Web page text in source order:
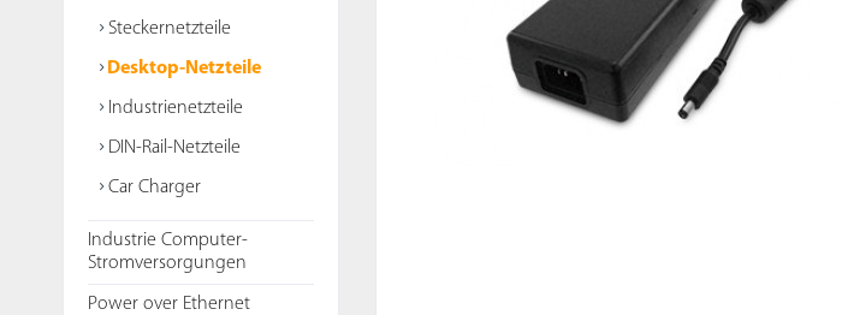
Steckernetzteile
Desktop-Netzteile
Industrienetzteile
DIN-Rail-Netzteile
Car Charger
Industrie Computer-
Stromversorgungen
Power over Ethernet